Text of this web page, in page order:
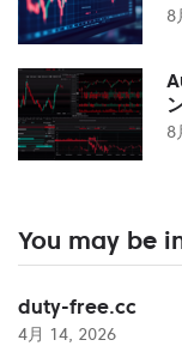
8
8
You may be
duty-free.cc
4月 14, 2026